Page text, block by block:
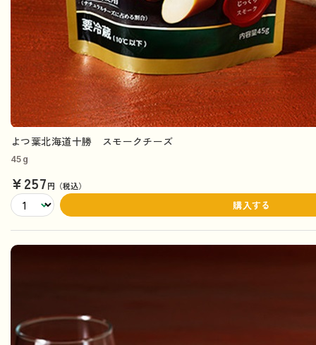
よつ葉北海道十勝 スモークチーズ
45g
¥257円（税込）
購入する